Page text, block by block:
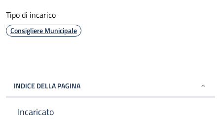
Tipo di incarico
Consigliere Municipale
INDICE DELLA PAGINA
Incaricato